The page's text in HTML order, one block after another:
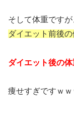
そして体重です
ダイエット前後
ダイエット後の
痩せすぎですｗｗ